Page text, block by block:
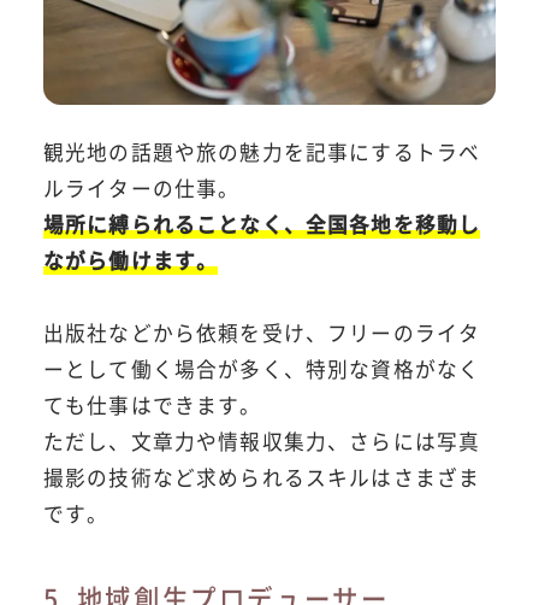
観光地の話題や旅の魅力を記事にするトラベ
ルライターの仕事。
場所に縛られることなく、全国各地を移動し
ながら働けます。
出版社などから依頼を受け、フリーのライタ
ーとして働く場合が多く、特別な資格がなく
ても仕事はできます。
ただし、文章力や情報収集力、さらには写真
撮影の技術など求められるスキルはさまざま
です。
5. 地域創生プロデューサー